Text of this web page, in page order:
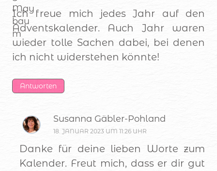
Ich freue mich jedes Jahr auf den
Adventskalender. Auch Jahr waren
wieder tolle Sachen dabei, bei denen
ich nicht widerstehen könnte!
Antworten
Susanna Gäbler-Pohland
18. JANUAR 2023 UM 11:26 UHR
Danke für deine lieben Worte zum
Kalender. Freut mich, dass er dir gut